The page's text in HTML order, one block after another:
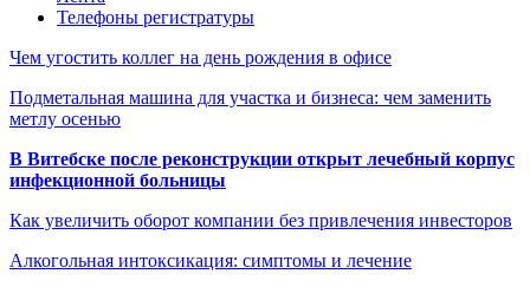
Телефоны регистратуры
Чем угостить коллег на день рождения в офисе
Подметальная машина для участка и бизнеса: чем заменить
метлу осенью
В Витебске после реконструкции открыт лечебный корпус
инфекционной больницы
Как увеличить оборот компании без привлечения инвесторов
Алкогольная интоксикация: симптомы и лечение